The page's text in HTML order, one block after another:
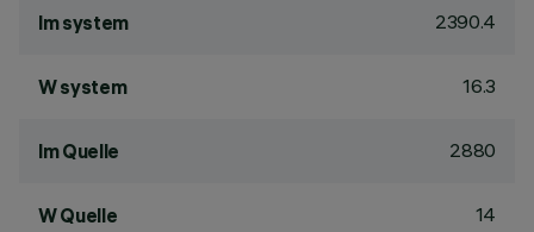
lm system 2390.4
W system 16.3
lm Quelle 2880
W Quelle 14